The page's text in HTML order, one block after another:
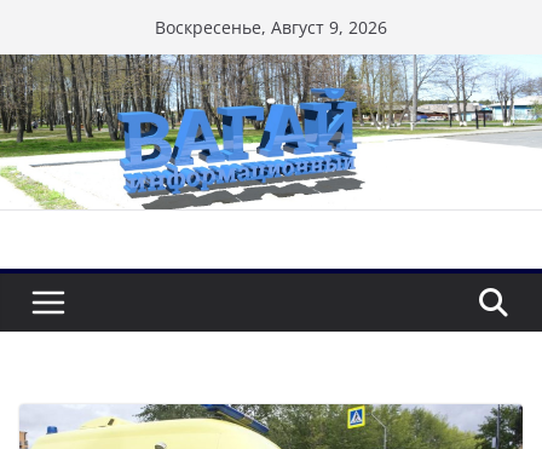
к
содержимому
Воскресенье, Август 9, 2026